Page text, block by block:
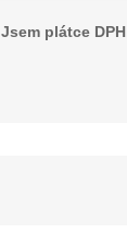
Jsem plátce DPH